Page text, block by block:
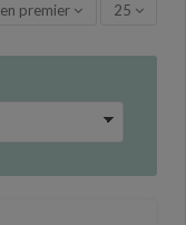
premier 25